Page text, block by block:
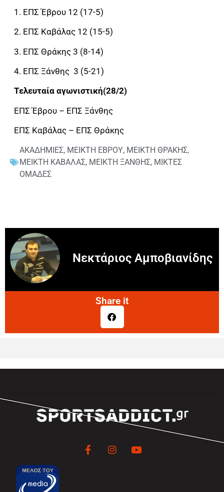
1. ΕΠΣ Έβρου 12 (17-5)
2. ΕΠΣ Καβάλας 12 (15-5)
3. ΕΠΣ Θράκης 3 (8-14)
4. ΕΠΣ Ξάνθης 3 (5-21)
Τελευταία αγωνιστική(28/2)
ΕΠΣ Έβρου – ΕΠΣ Ξάνθης
ΕΠΣ Καβάλας – ΕΠΣ Θράκης
ΑΚΑΔΗΜΙΕΣ, ΜΕΙΚΤΗ ΕΒΡΟΥ, ΜΕΙΚΤΗ ΘΡΑΚΗΣ,
ΜΕΙΚΤΗ ΚΑΒΑΛΑΣ, ΜΕΙΚΤΗ ΞΑΝΘΗΣ, ΜΙΚΤΕΣ
ΟΜΑΔΕΣ
Νεκτάριος Αμποβιανίδης
Share it